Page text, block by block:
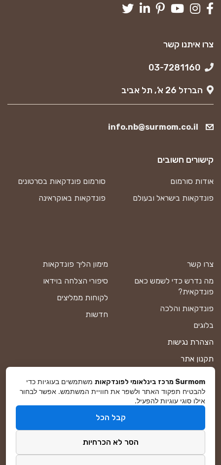
צרו איתנו קשר
הברזל 26 א’, תל אביב
info.nb@surmom.co.il
צרו קשר
מה נדרש כדי לשמש כאם
פונדקאית?
פונדקאות והלכה
בלוגים
הצהרת נגישות
תקנון אתר
מפת אתר
מימון הליך פונדקאות
סיפורי הצלחה בוידאו
לקוחות ממליצים
חדשות
קישורים חשובים
אודות סורמום
סורמום פונדקאות בסרטונים
פונדקאות בישראל ובעולם
פונדקאות באוקראינה
פיתוח ושיווק באינטרנטDreamZone
Surmom מרכז בינלאומי לפונדקאות
משתמשים בעוגיות כדי
להבטיח תפקוד האתר ולשפר את חוויית המשתמש. אפשר לבחור
אילו סוגי עוגיות להפעיל.
קבל הכל
הסר לא הכרחיות